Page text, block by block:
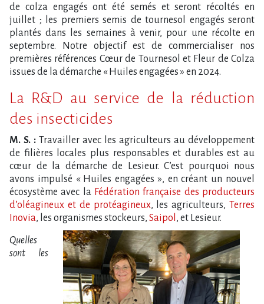
de colza engagés ont été semés et seront récoltés en
juillet ; les premiers semis de tournesol engagés seront
plantés dans les semaines à venir, pour une récolte en
septembre. Notre objectif est de commercialiser nos
premières références Cœur de Tournesol et Fleur de Colza
issues de la démarche « Huiles engagées » en 2024.
La R&D au service de la réduction
des insecticides
M. S. : Travailler avec les agriculteurs au développement
de filières locales plus responsables et durables est au
cœur de la démarche de Lesieur. C’est pourquoi nous
avons impulsé « Huiles engagées », en créant un nouvel
écosystème avec la Fédération française des producteurs
d’oléagineux et de protéagineux, les agriculteurs, Terres
Inovia, les organismes stockeurs, Saipol , et Lesieur.
Quelles
sont les